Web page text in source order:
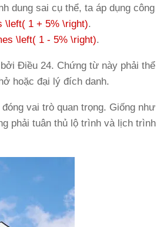
dung sai cụ thể, ta áp dụng
\left( 1 + 5% \right).
\left( 1 - 5% \right).
Điều 24. Chứng từ này phải
hoặc đại lý đích danh.
vai trò quan trọng. Giống
phải tuân thủ lộ trình và lịch